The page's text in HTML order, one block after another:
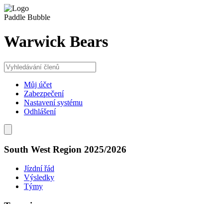
Paddle Bubble
Warwick Bears
Můj účet
Zabezpečení
Nastavení systému
Odhlášení
South West Region 2025/2026
Jízdní řád
Výsledky
Týmy